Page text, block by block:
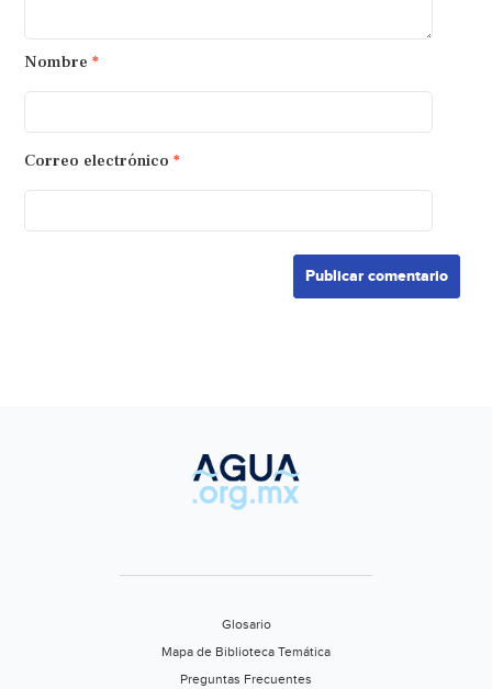
Nombre *
Correo electrónico *
Glosario
Mapa de Biblioteca Temática
Preguntas Frecuentes